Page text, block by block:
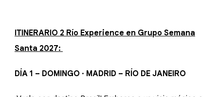
ITINERARIO 2 Río Experience en Grupo Semana
Santa 2027:
DÍA 1 – DOMINGO · MADRID – RÍO DE JANEIRO